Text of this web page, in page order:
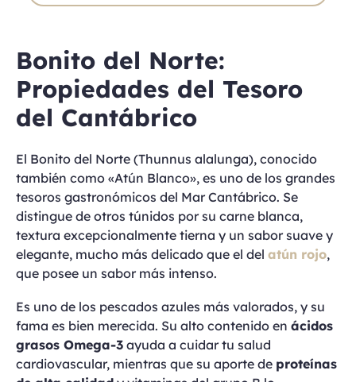
Bonito del Norte:
Propiedades del Tesoro
del Cantábrico
El Bonito del Norte (Thunnus alalunga), conocido
también como «Atún Blanco», es uno de los grandes
tesoros gastronómicos del Mar Cantábrico. Se
distingue de otros túnidos por su carne blanca,
textura excepcionalmente tierna y un sabor suave y
elegante, mucho más delicado que el del atún rojo,
que posee un sabor más intenso.
Es uno de los pescados azules más valorados, y su
fama es bien merecida. Su alto contenido en ácidos
grasos Omega-3 ayuda a cuidar tu salud
cardiovascular, mientras que su aporte de proteínas